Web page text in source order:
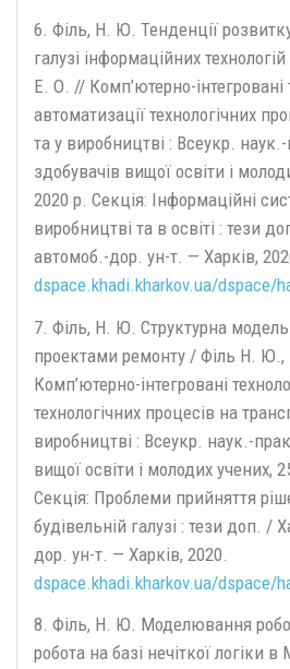
6. Філь, Н. Ю. Тенденції
галузі інформаційних
Е. О. // Комп’ютерно-інтегровані
автоматизації технологічних
та у виробництві : Всеукр.
здобувачів вищої освіти і
2020 р. Секція: Інформаційні
виробництві та в освіті : тези
автомоб.-дор. ун-т. — Харків,
dspace.khadi.kharkov.ua/dspace/
7. Філь, Н. Ю. Структурна модель
проектами ремонту / Філь Н. Ю.,
Комп’ютерно-інтегровані
технологічних процесів на
виробництві : Всеукр. наук.-
вищої освіти і молодих учених,
Секція: Проблеми прийняття
будівельній галузі : тези доп. /
дор. ун-т. — Харків, 2020.
dspace.khadi.kharkov.ua/dspace/
8. Філь, Н. Ю. Моделювання
робота на базі нечіткої логіки